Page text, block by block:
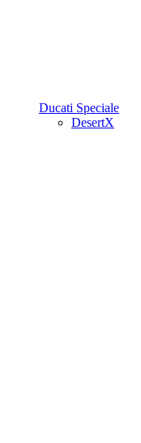
Ducati Speciale
DesertX